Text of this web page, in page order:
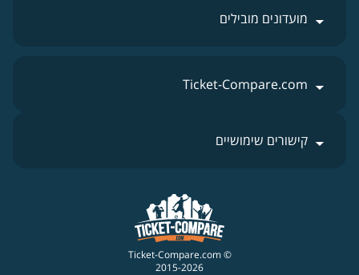
מועדונים מובילים
© Ticket-Compare.com
2015-2026
Ticket-Compare.com
קישורים שימושיים